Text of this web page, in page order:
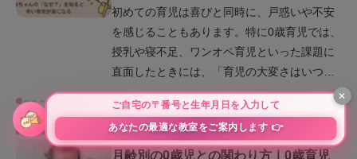
す。赤ちゃんと過ごす毎日が少しでも安心で
楽しい時間になるように、育児に役立つ情報
をお届けします。
初めての育児は喜びと同時に、戸惑いや不安
を感じることもあります。特に0歳育児では、
授乳や寝不足、ワンオペ育児といった課題に
直面したときには、「育児の大変さはいつま
で続くのだろう」と悩むママ・パパも少なく
ありません。この記事では、月齢ごとに異な
る育児の「大変さ」と、その時期ならではの
悩みや不安の理由を解説します。さらに、そ
赤ちゃんの育児 #発達段階
月齢別の0歳児との関わり方｜0歳育児